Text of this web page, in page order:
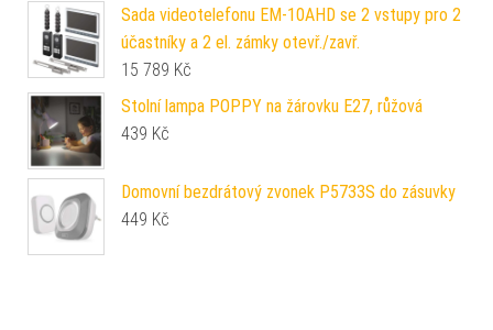
Sada videotelefonu EM-10AHD se 2 vstupy pro 2
účastníky a 2 el. zámky otevř./zavř.
15 789 Kč
Stolní lampa POPPY na žárovku E27, růžová
439 Kč
Domovní bezdrátový zvonek P5733S do zásuvky
449 Kč